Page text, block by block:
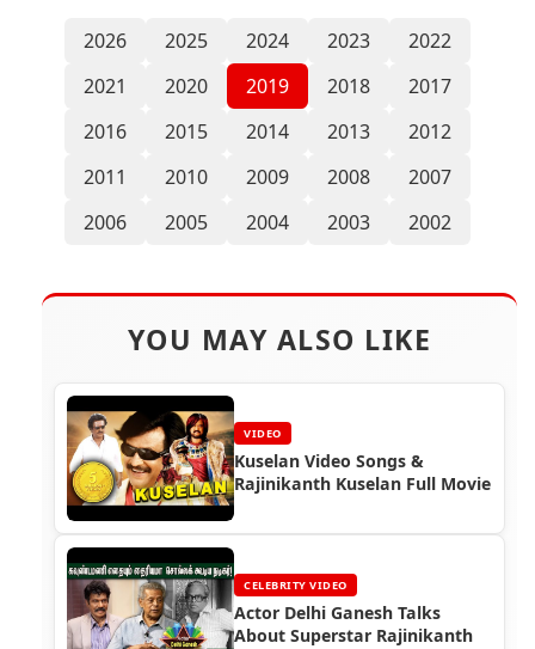
2026 2025 2024 2023
2022
2021
2020 2019 2018
2017
2016
2015 2014 2013
2012
2011
2010 2009 2008
2007
2006
2005 2004 2003 2002
YOU MAY ALSO LIKE
VIDEO
Kuselan Video Songs &
Rajinikanth Kuselan Full Movie
CELEBRITY VIDEO
Actor Delhi Ganesh Talks
About Superstar Rajinikanth